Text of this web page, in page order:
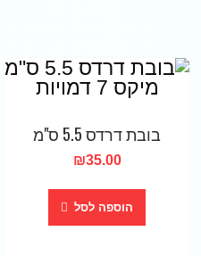
בובת דרדס 5.5 ס"מ
₪35.00
הוספה לסל